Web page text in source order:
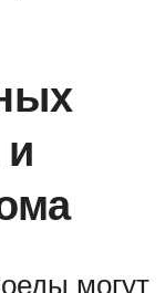
могут